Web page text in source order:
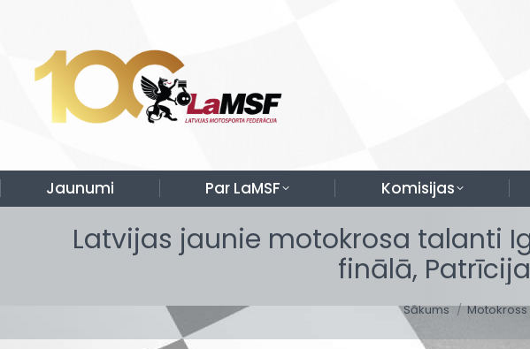
Jaunumi Par LaMSF Komisijas
Latvijas jaunie motokrosa talanti
finālā,
Sākums Motokross